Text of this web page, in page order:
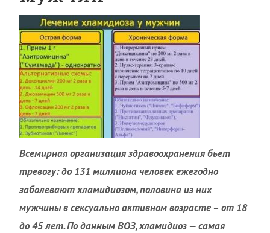
Всемирная организация здравоохранения бьет
тревогу: до 131 миллиона человек ежегодно
заболевают хламидиозом, половина из них
мужчины в сексуально активном возрасте – от 18
до 45 лет. По данным ВОЗ, хламидиоз — самая